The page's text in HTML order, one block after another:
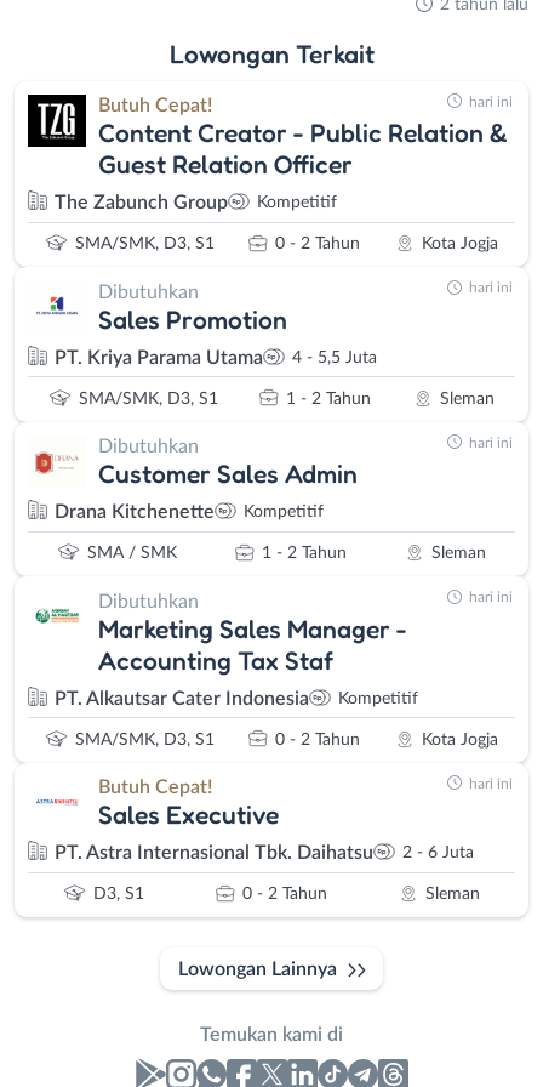
2 tahun lalu
Lowongan Terkait
Butuh Cepat!
Content Creator - Public Relation &
Guest Relation Officer
The Zabunch Group Kompetitif
SMA/SMK, D3, S1 0 - 2 Tahun Kota Jogja
hari ini
Dibutuhkan
Sales Promotion
PT. Kriya Parama Utama 4 - 5,5 Juta
SMA/SMK, D3, S1 1 - 2 Tahun Sleman
hari ini
Dibutuhkan
Customer Sales Admin
Drana Kitchenette Kompetitif
SMA / SMK 1 - 2 Tahun Sleman
hari ini
Dibutuhkan
Marketing Sales Manager -
Accounting Tax Staf
PT. Alkautsar Cater Indonesia Kompetitif
SMA/SMK, D3, S1 0 - 2 Tahun Kota Jogja
hari ini
Butuh Cepat!
Sales Executive
PT. Astra Internasional Tbk. Daihatsu 2 - 6 Juta
D3, S1 0 - 2 Tahun Sleman
hari ini
Lowongan Lainnya
Temukan kami di